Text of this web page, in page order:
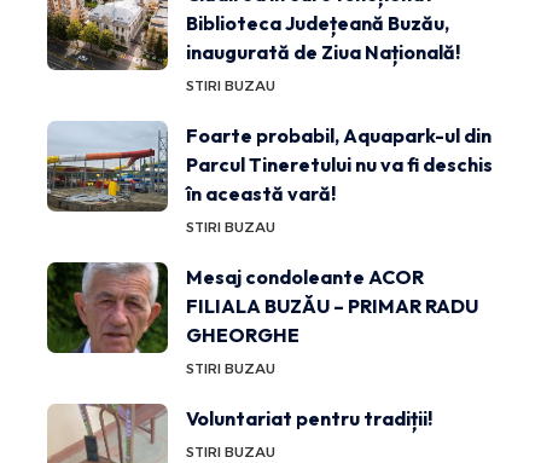
Biblioteca Județeană Buzău,
inaugurată de Ziua Națională!
STIRI BUZAU
Foarte probabil, Aquapark-ul din
Parcul Tineretului nu va fi deschis
în această vară!
STIRI BUZAU
Mesaj condoleante ACOR
FILIALA BUZĂU – PRIMAR RADU
GHEORGHE
STIRI BUZAU
Voluntariat pentru tradiții!
STIRI BUZAU